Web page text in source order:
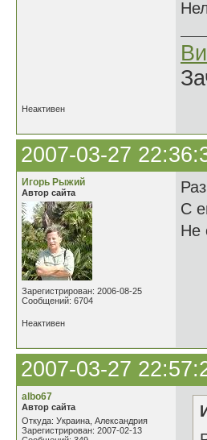
Неактивен
2007-03-27
Игорь Рыжий
Автор сайта
Зарегистрирован: 2006-08-25
Сообщений: 6704
С
Не
Неактивен
2007-03-27
albo67
Автор сайта
Откуда: Украина, Александрия
Зарегистрирован: 2007-02-13